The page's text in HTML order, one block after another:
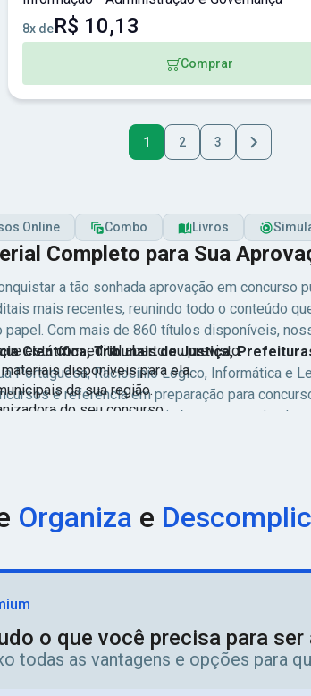
8x deR$ 10,13
Comprar
1 2 3
Online Combo Livros
Completo para Sua
a tão sonhada aprovação em concurso
mais recentes, reunindo todo o conteúdo
Com mais de 860 títulos disponíveis,
Científica, Tribunais de Justiça,
Portuguesa, Raciocínio Lógico, Informática e
é referência em preparação para
anteriores das principais bancas
Fiscal, Enfermeiro, Contador ou
títulos estão disponíveis emformato PDF,
Disputados de 2026 O mercado de concursos
interesse e escolha o material ideal para a
está com edital aberto ou previsto.
disponíveis para ela.
da sua região.
do seu concurso.
Organiza e
o que você precisa para
todas as vantagens e opções para